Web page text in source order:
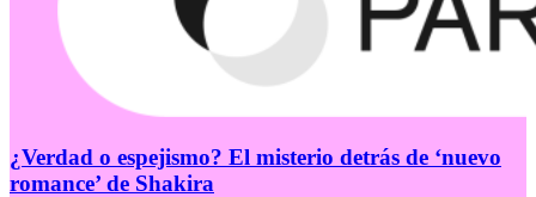
¿Verdad o espejismo? El misterio detrás de ‘nuevo
romance’ de Shakira